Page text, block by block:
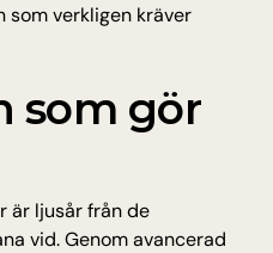
som verkligen kräver
som gör
är ljusår från de
vid. Genom avancerad